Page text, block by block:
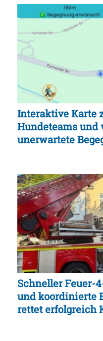
Interaktive Karte
Hundeteams und
unerwartete
Schneller Feuer-
und koordinierte
rettet erfolgreich